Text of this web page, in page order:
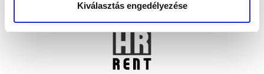
Kiválasztás engedélyezése